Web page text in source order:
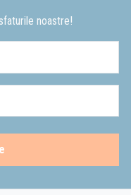
noastre!